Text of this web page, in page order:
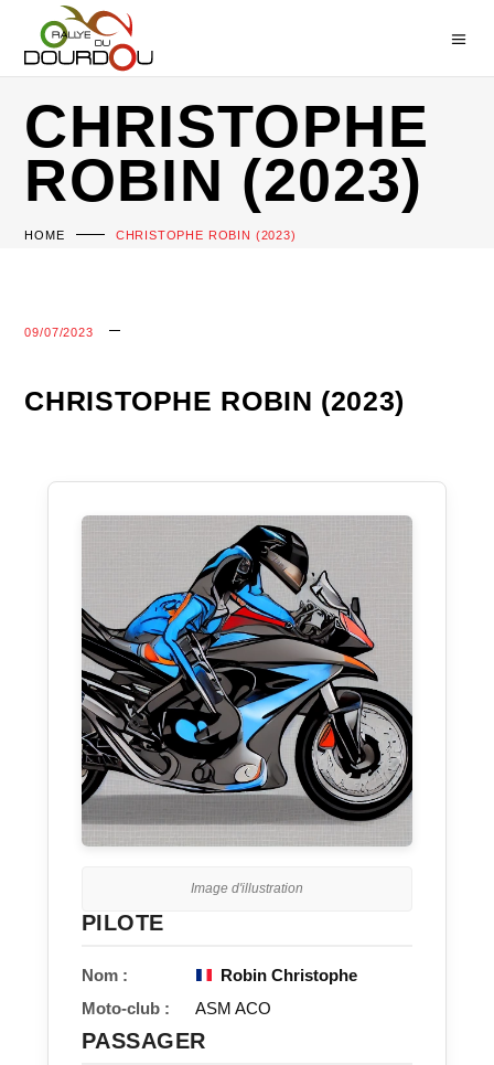
CHRISTOPHE
ROBIN (2023)
HOME CHRISTOPHE ROBIN (2023)
09/07/2023
CHRISTOPHE ROBIN (2023)
Image d'illustration
PILOTE
Nom :
Robin Christophe
Moto-club :
ASM ACO
PASSAGER